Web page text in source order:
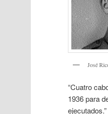
José
“Cuatro
1936 para
ejecutados.”